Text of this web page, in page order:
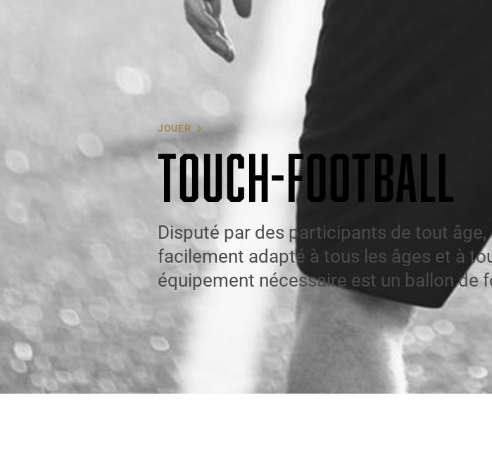
JOUER
TOUCH-FOOTBALL
Disputé par des participants de tout
facilement adapté à tous les âges et à
équipement nécessaire est un ballon de